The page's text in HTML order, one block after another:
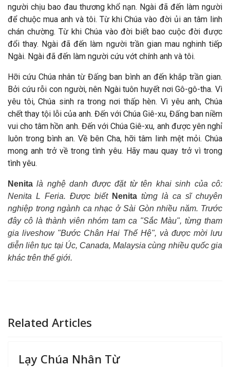
người chịu bao đau thương khổ nạn. Ngài đã đến làm người
để chuộc mua anh và tôi. Từ khi Chúa vào đời ủi an tâm linh
chán chường. Từ khi Chúa vào đời biết bao cuộc đời được
đổi thay. Ngài đã đến làm người trần gian mau nghinh tiếp
Ngài. Ngài đã đến làm người cứu vớt chính anh và tôi.
Hỡi cứu Chúa nhân từ Đấng ban bình an đến khắp trần gian.
Bởi cứu rỗi con người, nên Ngài tuôn huyết nơi Gô-gô-tha. Vì
yêu tôi, Chúa sinh ra trong nơi thấp hèn. Vì yêu anh, Chúa
chết thay tội lỗi của anh. Đến với Chúa Giê-xu, Đấng ban niềm
vui cho tâm hồn anh. Đến với Chúa Giê-xu, anh được yên nghỉ
luôn trong bình an. Về bên Cha, hỡi tâm linh mệt mỏi. Chúa
mong anh trở về trong tình yêu. Hãy mau quay trở vì trong
tình yêu.
Nenitalà nghệ danh được đặt từ tên khai sinh của cô:
Nenita L Feria. Được biết Nenita từng là ca sĩ chuyên
nghiệp trong ngành ca nhạc ở Sài Gòn nhiều năm. Trước
đây cô là thành viên nhóm tam ca "Sắc Màu", từng tham
gia liveshow "Bước Chân Hai Thế Hệ", và được mời lưu
diễn liên tục tại Úc, Canada, Malaysia cùng nhiều quốc gia
khác trên thế giới.
Related Articles
Lạy Chúa Nhân Từ